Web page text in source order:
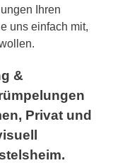
Ihren
uns einfach mit,
&
Privat und